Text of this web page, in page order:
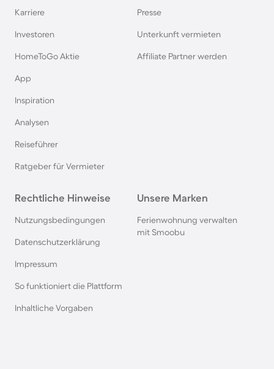
Ferienparks auf Texel
Ferienparks in Schweden
Ferienparks in Holland
Seenplatte
Ferienparks auf Sardinien
Ferienparks in Winterberg
Ferienparks in Bibione
Karriere
Investoren
HomeToGo Aktie
App
Inspiration
Analysen
Reiseführer
Ratgeber für Vermieter
Presse
Unterkunft vermieten
Affiliate Partner werden
Rechtliche Hinweise
Nutzungsbedingungen
Datenschutzerklärung
Impressum
So funktioniert die Plattform
Inhaltliche Vorgaben
Unsere Marken
Ferienwohnung verwalten
mit Smoobu